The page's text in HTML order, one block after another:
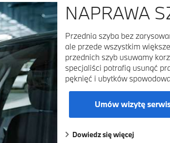
NAPRAWA
Przednia szyba bez
ale przede wszystkim
przednich szyb usuwamy
specjaliści potrafią usunąć
pęknięć i ubytków
Umów wizytę
Dowiedz się więcej